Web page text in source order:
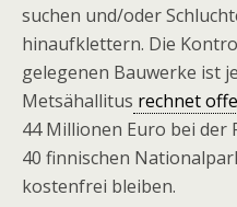
suchen und/oder
hinaufklettern. Die
gelegenen Bauwerke ist
Metsähallitus rechnet
44 Millionen Euro bei
40 finnischen
kostenfrei bleiben.